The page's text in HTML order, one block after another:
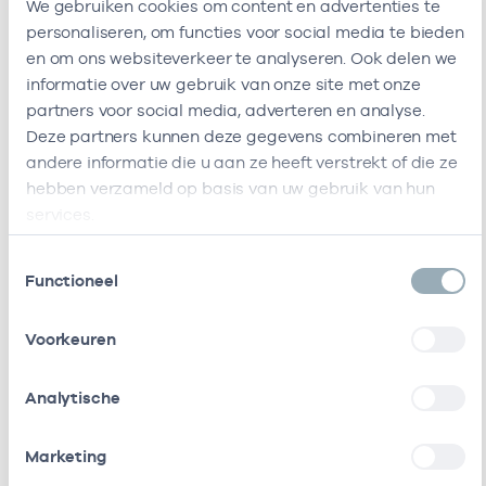
We gebruiken cookies om content en advertenties te
personaliseren, om functies voor social media te bieden
en om ons websiteverkeer te analyseren. Ook delen we
informatie over uw gebruik van onze site met onze
partners voor social media, adverteren en analyse.
Deze partners kunnen deze gegevens combineren met
andere informatie die u aan ze heeft verstrekt of die ze
hebben verzameld op basis van uw gebruik van hun
Functioneel
Voorkeuren
Analytische
Marketing
Bij deze onderneming werken de volgende
zorgverleners
AGB-code
M.W.J. Bom Eigenaar 01024791
M.W.J. Bom Waarnemer 01024791 01-07-
A.A. Van
Woude-
01-08-
M.J. Van